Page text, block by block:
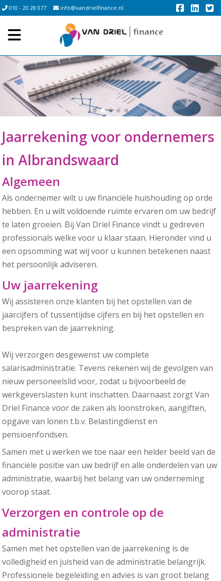
010 - 20 28 077 info@vandrielfinance.nl
Jaarrekening voor ondernemers
in Albrandswaard
Algemeen
Als ondernemer wilt u uw financiële huishouding op orde
hebben. En u wilt voldoende ruimte ervaren om uw bedrijf
te laten groeien. Bij Van Driel Finance vindt u gedreven
professionals welke voor u klaar staan. Hieronder vind u
een opsomming wat wij voor u kunnen betekenen naast
het persoonlijk adviseren.
Uw jaarrekening
Wij assisteren onze klanten bij het opstellen van de
jaarcijfers of tussentijdse cijfers en bij het opstellen en
bespreken van de jaarrekning.
Wij verzorgen desgewenst uw complete
salarisadministratie. Tevens rekenen wij de gevolgen van
nieuw personeelslid voor, zodat u bijvoorbeeld de
werkgeverslasten kunt inschatten. Daarnaast zorgt Van
Driel Finance voor de zaken als loonstroken, aangiften,
opgave van lonen t.b.v. Belastingdienst en
pensioenfondsen.
Samen met u werken we toe naar een helder beeld van de
financiële positie van uw bedrijf en alle onderdelen van uw
administratie, waarbij het belang van uw onderneming
voorop staat.
Verzorgen en controle op de
administratie
Samen met het opstellen van de jaarrekening is de
volledigheid en juisheid van de administratie belangrijk.
Professionele begeleiding en advies is van groot belang